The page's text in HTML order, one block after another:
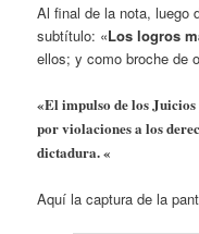
Al final de la nota, luego
subtítulo: «Los logros
ellos; y como broche de
«El impulso de los
por violaciones a los
dictadura. «
Aquí la captura de la